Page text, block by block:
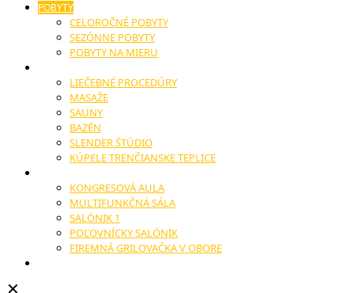
POBYTY
CELOROČNÉ POBYTY
SEZÓNNE POBYTY
POBYTY NA MIERU
LIEČEBNÉ PROCEDÚRY
MASAŽE
SAUNY
BAZÉN
SLENDER ŠTÚDIO
KÚPELE TRENČIANSKE TEPLICE
KONGRESOVÁ AULA
MULTIFUNKČNÁ SÁLA
SALÓNIK 1
POĽOVNÍCKY SALÓNIK
FIREMNÁ GRILOVAČKA V OBORE
✕